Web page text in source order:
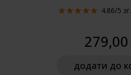
4.86/5
279,00
додати до